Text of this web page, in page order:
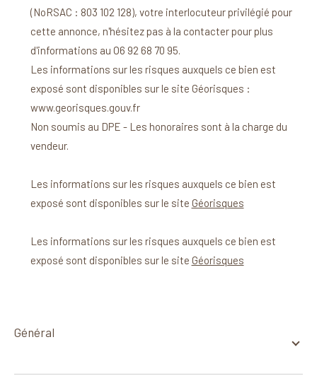
(NoRSAC : 803 102 128), votre interlocuteur privilégié pour
cette annonce, n'hésitez pas à la contacter pour plus
d'informations au O6 92 68 70 95.
Les informations sur les risques auxquels ce bien est
exposé sont disponibles sur le site Géorisques :
www.georisques.gouv.fr
Non soumis au DPE - Les honoraires sont à la charge du
vendeur.
Les informations sur les risques auxquels ce bien est
exposé sont disponibles sur le site Géorisques
Les informations sur les risques auxquels ce bien est
exposé sont disponibles sur le site Géorisques
général